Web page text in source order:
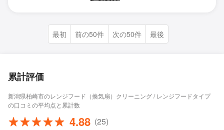
最初 前の50件 次の50件 最後
累計評価
新潟県柏崎市のレンジフード（換気扇）クリーニング / レンジフードタイプ
の口コミの平均点と累計数
4.88 (25)